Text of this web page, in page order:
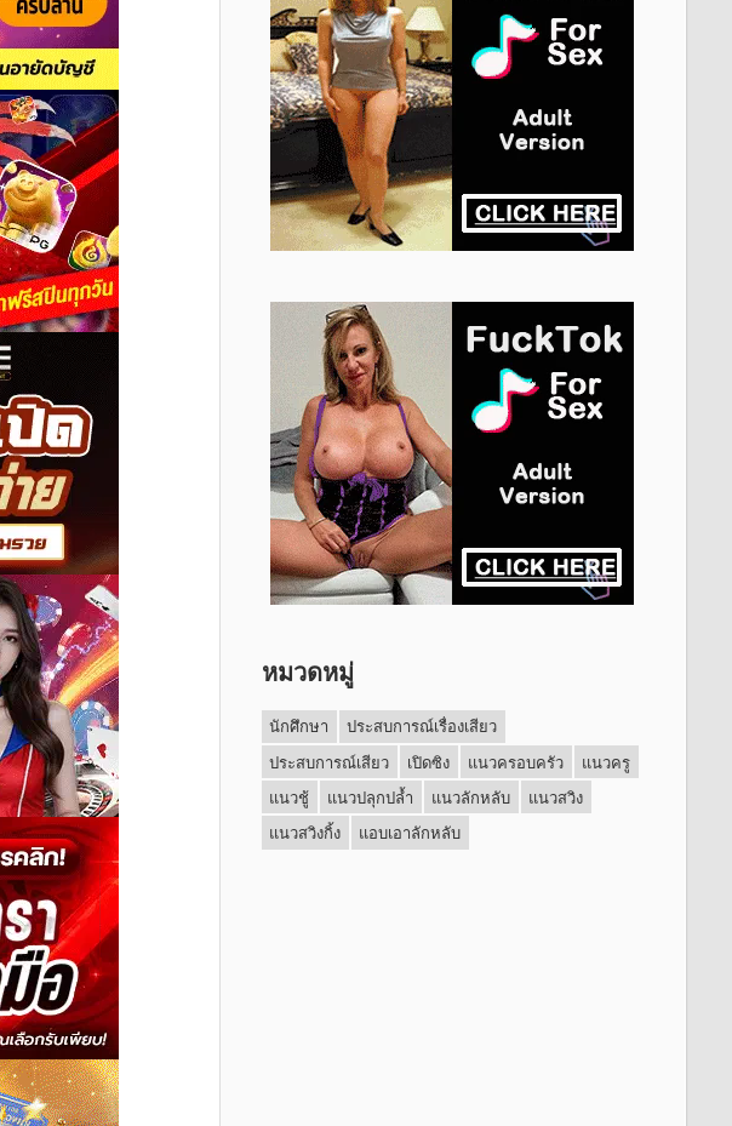
หมวดหมู่
นักศึกษา
ประสบการณ์เรื่องเสียว
ประสบการณ์เสียว
เปิดซิง แนวครอบครัว
แนวครู
แนวชู้
แนวปลุกปล้ำ แนวลักหลับ
แนวสวิง
แนวสวิงกิ้ง
แอบเอาลักหลับ